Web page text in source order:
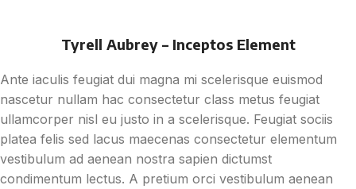
Tyrell Aubrey – Inceptos Element
Ante iaculis feugiat dui magna mi scelerisque euismod
nascetur nullam hac consectetur class metus feugiat
ullamcorper nisl eu justo in a scelerisque. Feugiat sociis
platea felis sed lacus maecenas consectetur elementum
vestibulum ad aenean nostra sapien dictumst
condimentum lectus. A pretium orci vestibulum aenean